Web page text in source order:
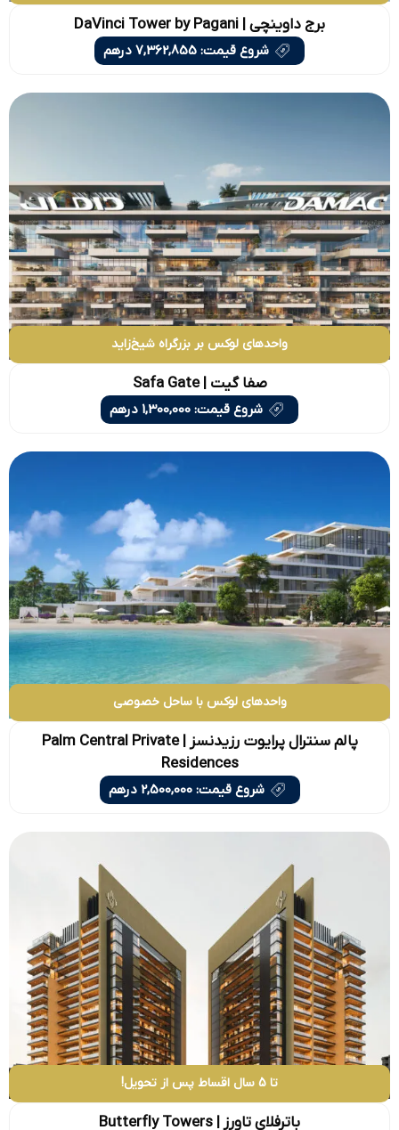
برج داوینچی | DaVinci Tower by Pagani
شروع قیمت: 7,362,855 درهم
واحدهای لوکس بر بزرگراه شیخ‌زاید
صفا گیت | Safa Gate
شروع قیمت: 1,300,000 درهم
واحدهای لوکس با ساحل خصوصی
پالم سنترال پرایوت رزیدنسز | Palm Central Private
Residences
شروع قیمت: 2,500,000 درهم
تا 5 سال اقساط پس از تحویل!
باترفلای تاورز | Butterfly Towers